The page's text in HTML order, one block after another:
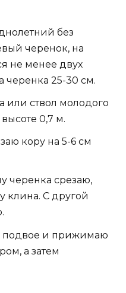
без
черенок, на
не менее двух
черенка 25-30 см.
или ствол молодого
0,7 м.
кору на 5-6 см
черенка срезаю,
клина. С другой
подвое и прижимаю
а затем